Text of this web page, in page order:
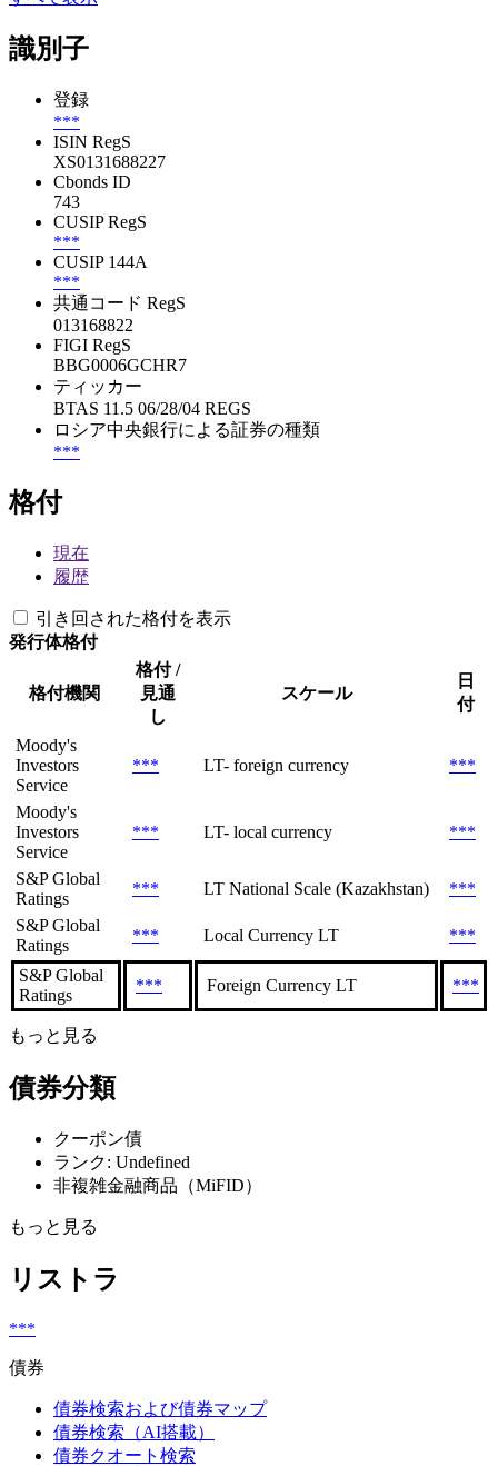
識別子
登録
***
ISIN RegS
XS0131688227
Cbonds ID
743
CUSIP RegS
***
CUSIP 144A
***
共通コード RegS
013168822
FIGI RegS
BBG0006GCHR7
ティッカー
BTAS 11.5 06/28/04 REGS
ロシア中央銀行による証券の種類
***
格付
現在
履歴
引き回された格付を表示
発行体格付
格付機関
格付 /
見通
し
スケール
日
付
Moody's
Investors
Service
*** LT- foreign currency ***
Moody's
Investors
Service
*** LT- local currency ***
S&P Global
Ratings
*** LT National Scale (Kazakhstan)
***
S&P Global
Ratings
*** Local Currency LT ***
S&P Global
Ratings
*** Foreign Currency LT ***
もっと見る
債券分類
クーポン債
ランク: Undefined
非複雑金融商品（MiFID）
もっと見る
リストラ
***
債券
債券検索および債券マップ
債券検索（AI搭載）
債券クオート検索